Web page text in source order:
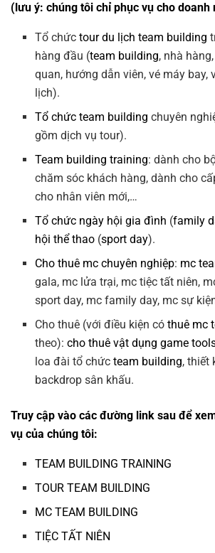
(lưu ý: chúng tôi chỉ phục vụ cho doanh
Tổ chứctour du lịch team building
hàng đầu (team building, nhà
quan, hướng dẫn viên, vé máy bay,
lịch).
Tổ chức team building chuyên
gồm dịch vụ tour).
Team building training: dành cho
chăm sóc khách hàng, dành cho
cho nhân viên mới,…
Tổ chức ngày hội gia đình (family
hội thể thao (sport day).
Cho thuê mc chuyên nghiệp: mc
gala, mc lửa trại, mc tiệc tất niên,
sport day, mc family day, mc sự
Cho thuê (với điều kiện cóthuê mc
theo):cho thuê vật dụng game
loa đài tổ chứcteam building, thiết
backdrop sân khấu.
Truy cập vào các đường link sau để
vụ của chúng tôi:
TEAM BUILDING TRAINING
TOUR TEAM BUILDING
MC TEAM BUILDING
TIỆC TẤT NIÊN